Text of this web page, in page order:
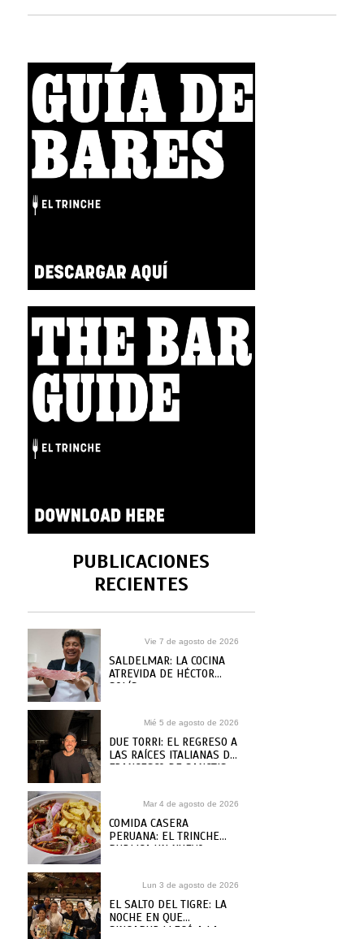
PUBLICACIONES
RECIENTES
Vie 7 de agosto de 2026
SALDELMAR: LA COCINA
ATREVIDA DE HÉCTOR
SOLÍS
Mié 5 de agosto de 2026
DUE TORRI: EL REGRESO A
LAS RAÍCES ITALIANAS DE
FRANCESCO DE SANCTIS
Mar 4 de agosto de 2026
COMIDA CASERA
PERUANA: EL TRINCHE
PUBLICA UN NUEVO
Lun 3 de agosto de 2026
EL SALTO DEL TIGRE: LA
NOCHE EN QUE
SINGAPUR LLEGÓ A LA